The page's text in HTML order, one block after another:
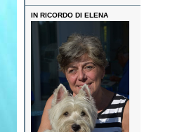
IN RICORDO DI ELENA